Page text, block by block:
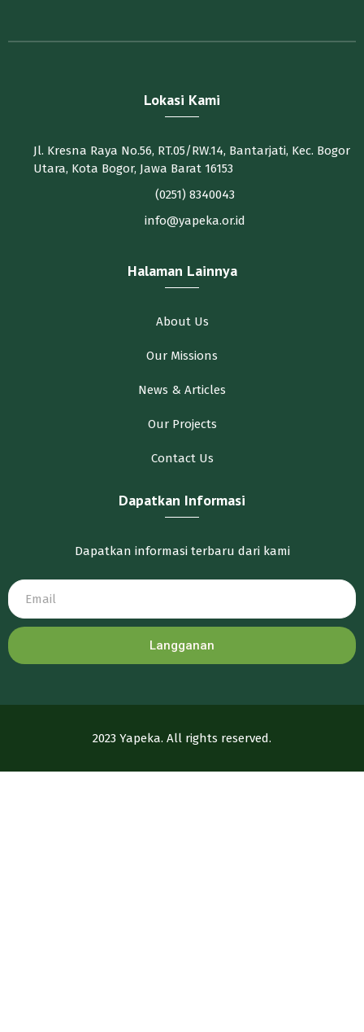
Lokasi Kami
Jl. Kresna Raya No.56, RT.05/RW.14, Bantarjati, Kec. Bogor
Utara, Kota Bogor, Jawa Barat 16153
(0251) 8340043
info@yapeka.or.id
Halaman Lainnya
About Us
Our Missions
News & Articles
Our Projects
Contact Us
Dapatkan Informasi
Dapatkan informasi terbaru dari kami
Langganan
2023 Yapeka. All rights reserved.